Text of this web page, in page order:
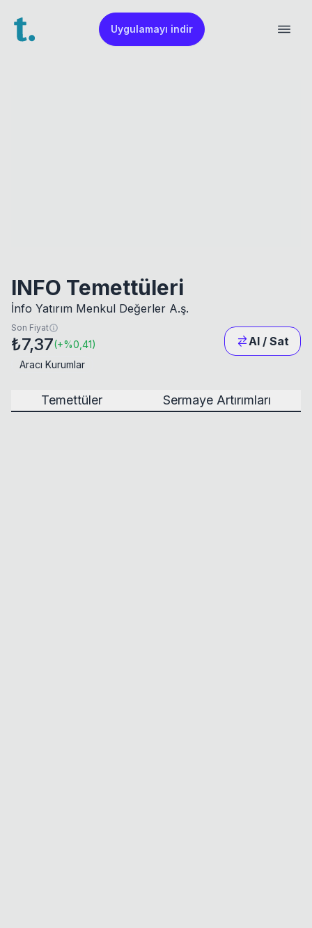
Uygulamayı indir
INFO Temettüleri
İnfo Yatırım Menkul Değerler A.ş.
Son Fiyat
₺7,37(+%0,41) Al / Sat
Aracı Kurumlar
Temettüler Sermaye Artırımları